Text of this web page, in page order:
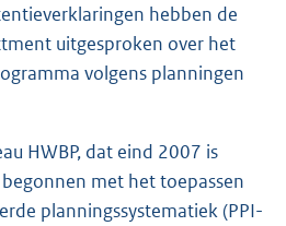
hebben de
uitgesproken over het
volgens planningen
HWBP, dat eind 2007 is
met het toepassen
planningssystematiek (PPI-